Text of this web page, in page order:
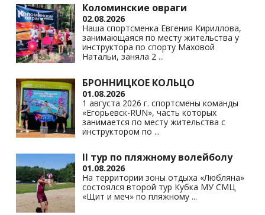
Коломинские овраги
02.08.2026
Наша спортсменка Евгения Кириллова,
занимающаяся по месту жительства у
инструктора по спорту Маховой
Натальи, заняла 2 ...
БРОННИЦКОЕ КОЛЬЦО
01.08.2026
1 августа 2026 г. спортсмены команды
«Егорьевск-RUN», часть которых
занимается по месту жительства с
инструктором по ...
II тур по пляжному волейболу
01.08.2026
На территории зоны отдыха «Любляна»
состоялся второй тур Кубка МУ СМЦ
«Щит и меч» по пляжному ...